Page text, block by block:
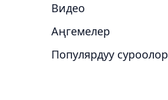
Видео
Аңгемелер
Популярдуу суроолор